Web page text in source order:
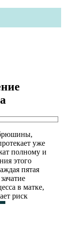
уже
полному и
этого
пятая
в матке,
риск